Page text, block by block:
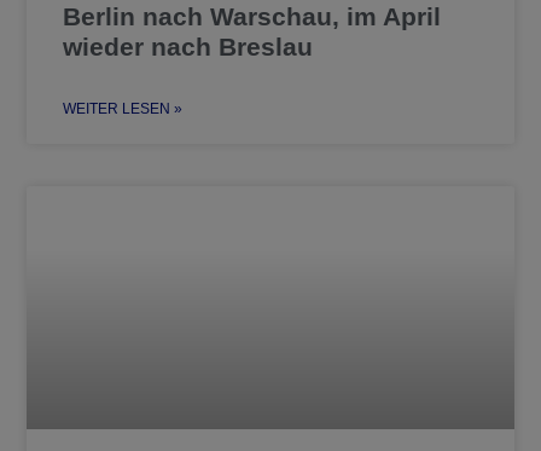
Berlin nach Warschau, im April
wieder nach Breslau
WEITER LESEN »